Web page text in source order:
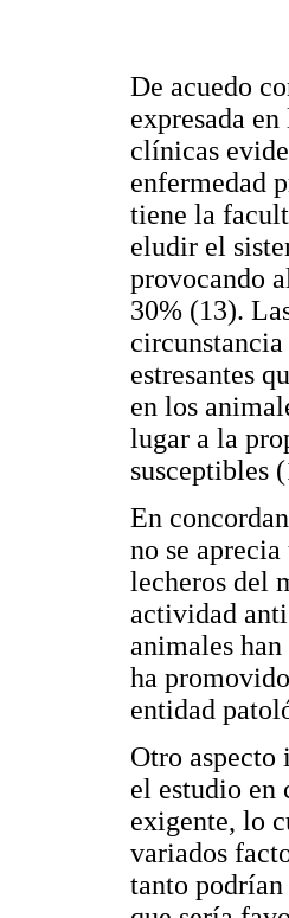
De acuedo
expresada
clínicas
enfermedad
tiene la
eludir el
provocando
30% (13).
estresantes
en los
lugar a la
susceptibles
En
no se
lecheros del
actividad
animales
ha
entidad
Otro aspecto
el estudio en
exigente, lo
variados
tanto